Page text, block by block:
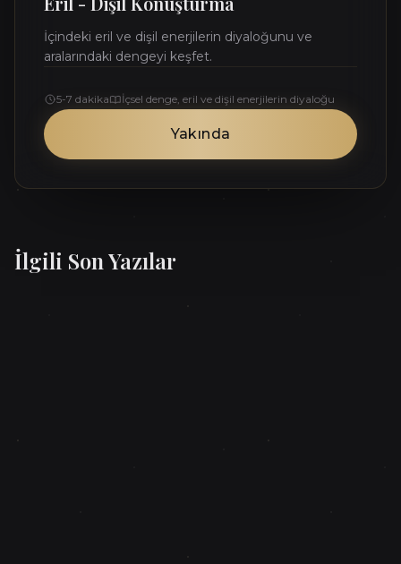
İçindeki eril ve dişil enerjilerin diyaloğunu ve
aralarındaki dengeyi keşfet.
5-7 dakika İçsel denge, eril ve dişil enerjilerin diyaloğu
Yakında
İlgili Son Yazılar